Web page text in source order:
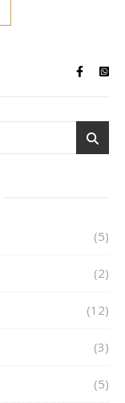
(5)
(2)
(12)
(3)
(5)